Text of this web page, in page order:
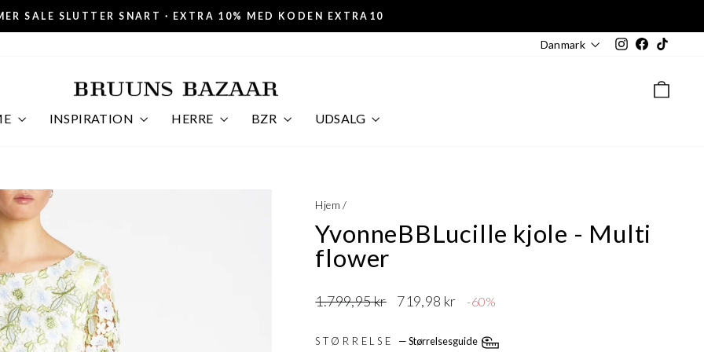
Pause
SALE SLUTTER SNART · EXTRA 10% MED KODEN EXTRA10
Danmark Instagram
Facebook
INSPIRATION HERRE BZR UDSALG
Hjem /
YvonneBBLucille kjole - Multi
flower
Normalpris
1.799,95 kr Udsalgspris
719,98 kr -60%
STØRRELSE —Størrelsesguide